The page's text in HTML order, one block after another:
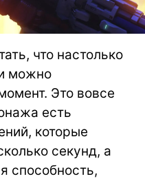
что настолько
можно
Это вовсе
есть
которые
секунд, а
способность,